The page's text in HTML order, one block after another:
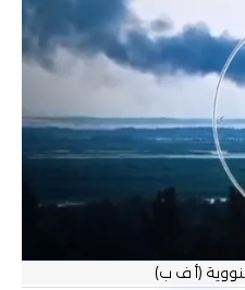
(أ ف ب)